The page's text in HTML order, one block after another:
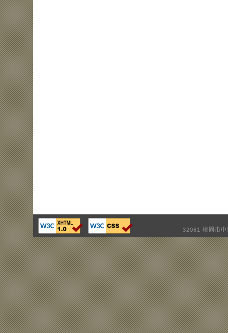
32061 桃園市